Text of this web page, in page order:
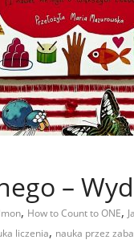
–
, How to Count to ONE,
liczenia, nauka przez